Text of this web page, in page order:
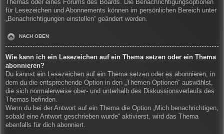
Themas oder eines Forums des Boards. Die Benachrichtigungsoptionen
für Lesezeichen und Abonnements können im persönlichen Bereich unter
„Benachrichtigungen einstellen“ geändert werden.
NACH OBEN
Wie kann ich ein Lesezeichen auf ein Thema setzen oder ein Thema
abonnieren?
Du kannst ein Lesezeichen auf ein Thema setzen oder es abonnieren, in
dem du die entsprechende Option in den „Themen-Optionen“ auswählst,
die sich normalerweise ober- und unterhalb des Diskussionsverlaufs des
Themas befinden.
Wenn du bei der Antwort auf ein Thema die Option „Mich benachrichtigen,
sobald eine Antwort geschrieben wurde“ aktivierst, wird das Thema
ebenfalls für dich abonniert.